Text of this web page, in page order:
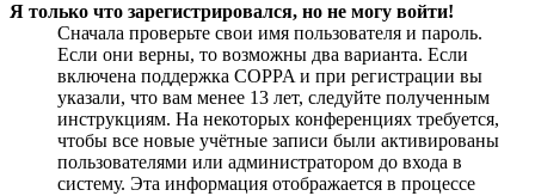
Я только что зарегистрировался, но не могу войти!
Сначала проверьте свои имя пользователя и пароль.
Если они верны, то возможны два варианта. Если
включена поддержка COPPA и при регистрации вы
указали, что вам менее 13 лет, следуйте полученным
инструкциям. На некоторых конференциях требуется,
чтобы все новые учётные записи были активированы
пользователями или администратором до входа в
систему. Эта информация отображается в процессе